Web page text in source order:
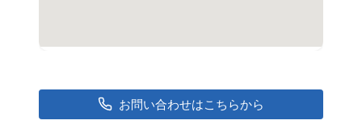
お問い合わせはこちらから